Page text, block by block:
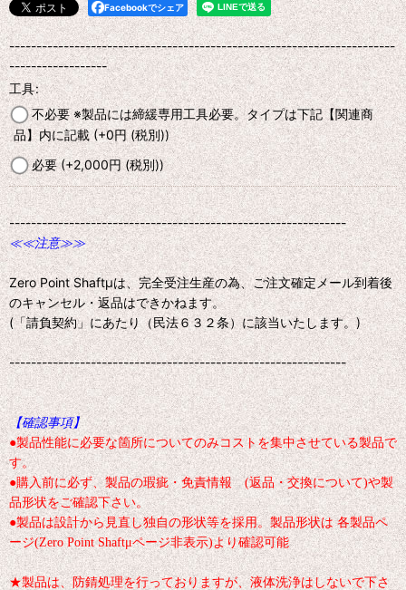
Facebookでシェア
-----------------------------------------------------------------------
------------------
工具:
不必要 ※製品には締緩専用工具必要。タイプは下記【関連商
品】内に記載(+0円 (税別))
必要(+2,000円 (税別))
--------------------------------------------------------------
≪≪注意≫≫
Zero Point Shaftμは、完全受注生産の為、ご注文確定メール到着後
のキャンセル・返品はできかねます。
(「請負契約」にあたり（民法６３２条）に該当いたします。)
--------------------------------------------------------------
【確認事項】
●製品性能に必要な箇所についてのみコストを集中させている製品で
す。
●購入前に必ず、製品の瑕疵・免責情報 (返品・交換について)や製
品形状をご確認下さい。
●製品は設計から見直し独自の形状等を採用。製品形状は 各製品ペ
ージ(Zero Point Shaftμページ非表示)より確認可能
★製品は、防錆処理を行っておりますが、液体洗浄はしないで下さ